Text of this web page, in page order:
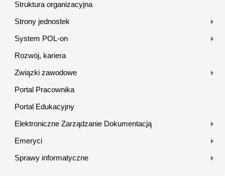
Struktura organizacyjna
Strony jednostek
System POL-on
Rozwój, kariera
Związki zawodowe
Portal Pracownika
Portal Edukacyjny
Elektroniczne Zarządzanie Dokumentacją
Emeryci
Sprawy informatyczne